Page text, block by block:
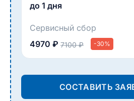
до 1 дня
Сервисный сбор
4970 ₽ 7100 ₽ -30%
СОСТАВИТЬ